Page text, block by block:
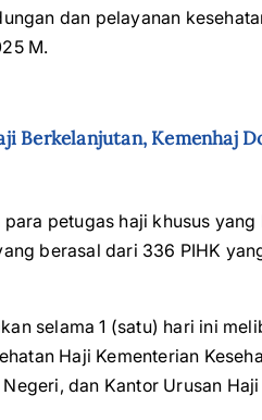
dan pelayanan
M.
Berkelanjutan, Kemenhaj
petugas haji khusus
berasal dari 336 PIHK
selama 1 (satu) hari ini
Haji Kementerian
dan Kantor Urusan